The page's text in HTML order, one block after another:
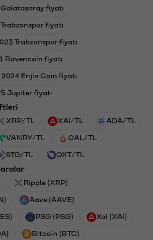
fiyatı
fiyatı
Trabzonspor fiyatı
Ravencoin fiyatı
Enjin Coin fiyatı
Jupiter fiyatı
XRP/TL XAI/TL ADA/TL
VANRY/TL GAL/TL
STG/TL OXT/TL
Ripple (XRP)
Aave (AAVE)
PSG (PSG) Xai (XAI)
Bitcoin (BTC)